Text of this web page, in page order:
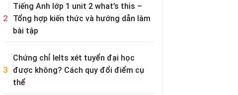
Tiếng Anh lớp 1 unit 2 what’s this –
Tổng hợp kiến thức và hướng dẫn làm
bài tập
Chứng chỉ Ielts xét tuyển đại học
được không? Cách quy đổi điểm cụ
thể